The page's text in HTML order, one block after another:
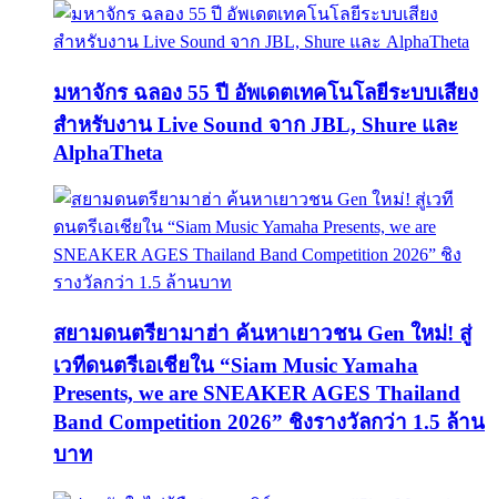
มหาจักร ฉลอง 55 ปี อัพเดตเทคโนโลยีระบบเสียง
สำหรับงาน Live Sound จาก JBL, Shure และ
AlphaTheta
สยามดนตรียามาฮ่า ค้นหาเยาวชน Gen ใหม่! สู่
เวทีดนตรีเอเชียใน “Siam Music Yamaha
Presents, we are SNEAKER AGES Thailand
Band Competition 2026” ชิงรางวัลกว่า 1.5 ล้าน
บาท